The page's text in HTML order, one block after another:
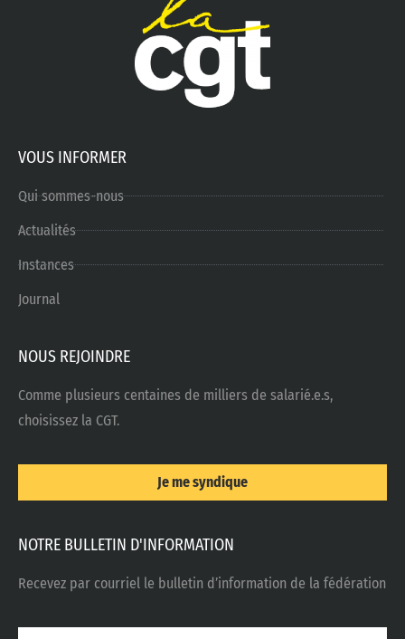
VOUS INFORMER
Qui sommes-nous
Actualités
Instances
Journal
NOUS REJOINDRE
Comme plusieurs centaines de milliers de salarié.e.s,
choisissez la CGT.
Je me syndique
NOTRE BULLETIN D'INFORMATION
Recevez par courriel le bulletin d’information de la fédération